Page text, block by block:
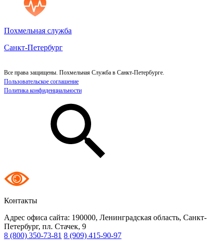
Похмельная служба
Санкт-Петербург
Все права защищены. Похмельная Служба в Санкт-Петербурге.
Пользовательское соглашение
Политика конфиденциальности
Контакты
Адрес офиса сайта: 190000, Ленинградская область, Санкт-
Петербург, пл. Стачек, 9
8 (800) 350-73-81 8 (909) 415-90-97